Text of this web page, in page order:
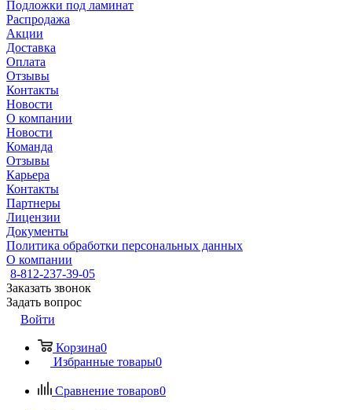
Подложки под ламинат
Распродажа
Акции
Доставка
Оплата
Отзывы
Контакты
Новости
О компании
Новости
Команда
Отзывы
Карьера
Контакты
Партнеры
Лицензии
Документы
Политика обработки персональных данных
О компании
8-812-237-39-05
Заказать звонок
Задать вопрос
Войти
Корзина0
Избранные товары0
Сравнение товаров0